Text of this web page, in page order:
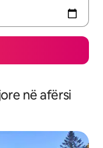
në afërsi